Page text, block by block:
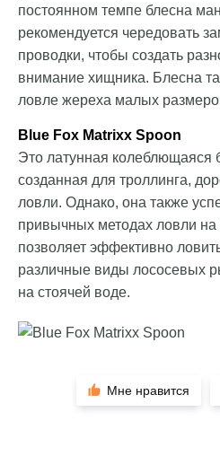
постоянном темпе блесна
рекомендуется чередовать
проводки, чтобы создать
внимание хищника. Блесна
ловле жереха малых
Blue Fox Matrixx Spoon
Это латунная колеблющаяся
созданная для троллинга,
ловли. Однако, она также
привычных методах ловли на
позволяет эффективно
различные виды лососевых
на стоячей воде.
Мне нравится